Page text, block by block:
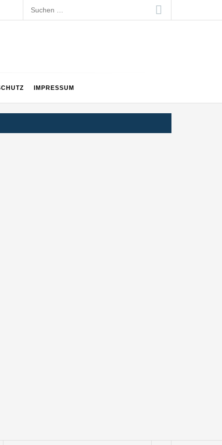
Suchen
nach:
IMPRESSUM
führenden Physical-AI-Plattform zu